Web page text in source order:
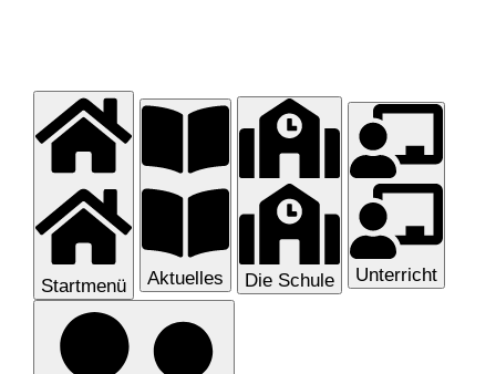
Startmenü Aktuelles Die Schule Unterricht